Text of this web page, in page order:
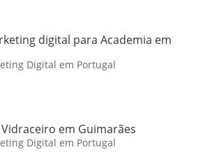
digital para Academia em
Digital em Portugal
em Guimarães
Digital em Portugal